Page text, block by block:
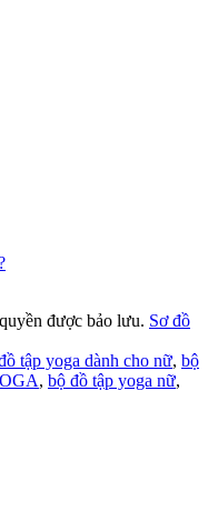
được bảo lưu. Sơ đồ
tập yoga dành cho nữ, bộ
, bộ đồ tập yoga nữ,